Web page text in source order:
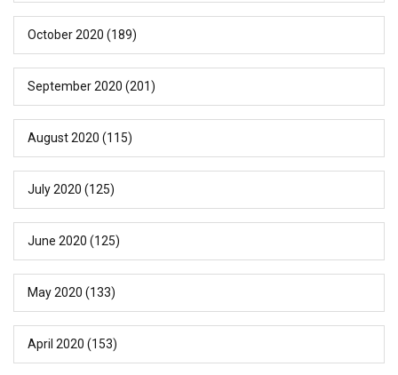
October 2020 (189)
September 2020 (201)
August 2020 (115)
July 2020 (125)
June 2020 (125)
May 2020 (133)
April 2020 (153)